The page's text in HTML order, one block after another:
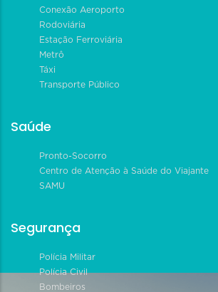
Conexão Aeroporto
Rodoviária
Estação Ferroviária
Metrô
Táxi
Transporte Público
Saúde
Pronto-Socorro
Centro de Atenção à Saúde do Viajante
SAMU
Segurança
Polícia Militar
Polícia Civil
Bombeiros